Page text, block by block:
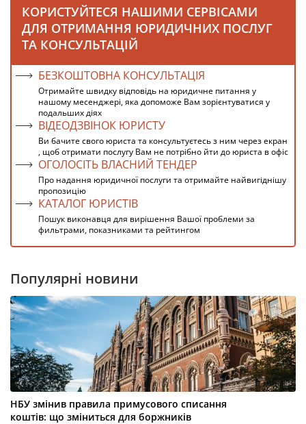
КОРИСТУЙТЕСЯ НАШИМИ СЕРВІСАМИ
ДЛЯ ОТРИМАННЯ ЮРИДИЧНИХ ПОСЛУГ
ТА КОНСУЛЬТАЦІЙ
БЕЗКОШТОВНА КОНСУЛЬТАЦІЯ
Отримайте швидку відповідь на юридичне питання у
нашому месенджері, яка допоможе Вам зорієнтуватися у
подальших діях
ВІДЕОДЗВІНОК ЮРИСТУ
Ви бачите свого юриста та консультуєтесь з ним через екран
, щоб отримати послугу Вам не потрібно йти до юриста в офіс
ОГОЛОСІТЬ ВЛАСНИЙ ТЕНДЕР
Про надання юридичної послуги та отримайте найвигіднішу
пропозицію
КАТАЛОГ ЮРИСТІВ
Пошук виконавця для вирішення Вашої проблеми за
фильтрами, показниками та рейтингом
Популярні новини
НБУ змінив правила примусового списання
коштів: що зміниться для боржників